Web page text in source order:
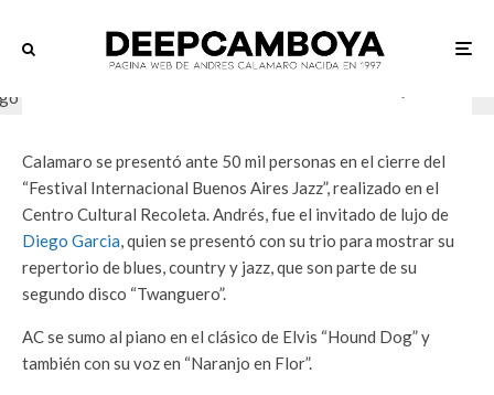
En vivo Novedades · 09/11/2011 · 1 min read
Calamaro se presentó ante 50 mil personas en el cierre del
“Festival Internacional Buenos Aires Jazz”, realizado en el
Centro Cultural Recoleta. Andrés, fue el invitado de lujo de
Diego Garcia, quien se presentó con su trio para mostrar su
repertorio de blues, country y jazz, que son parte de su
segundo disco “Twanguero”.
AC se sumo al piano en el clásico de Elvis “Hound Dog” y
también con su voz en “Naranjo en Flor”.